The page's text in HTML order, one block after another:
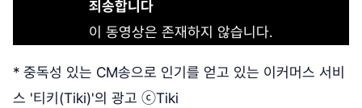
죄송합니다
이 동영상은 존재하지 않습니다.
* 중독성 있는 CM송으로 인기를 얻고 있는 이커머스 서비
스 '티키(Tiki)'의 광고 ⓒTiki